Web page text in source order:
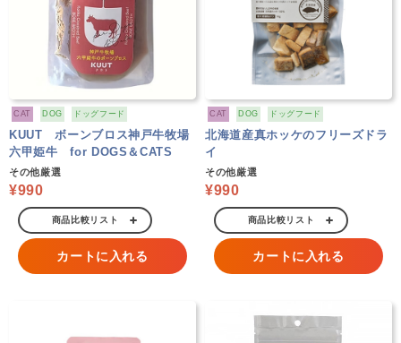
CAT DOG ドッグフード
KUUT ボーンブロス神戸牛牧場
六甲姫牛 for DOGS＆CATS
その他厳選
¥990
商品比較リスト
カートに入れる
CAT DOG ドッグフード
北海道産真ホッケのフリーズドラ
イ
その他厳選
¥990
商品比較リスト
カートに入れる